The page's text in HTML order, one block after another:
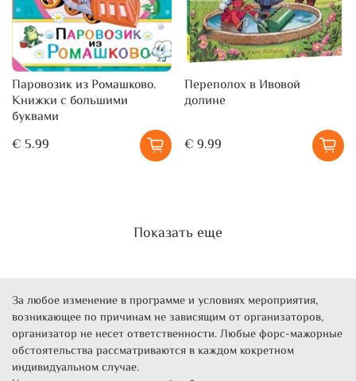
Паровозик из Ромашково.
Книжки с большими
буквами
€ 5.99
Переполох в Ивовой
долине
€ 9.99
Показать еще
За любое изменение в программе и условиях мероприятия,
возникающее по причинам не зависящим от организаторов,
организатор не несет ответственности. Любые форс-мажорные
обстоятельства рассматриваются в каждом кокретном
индивидуальном случае.